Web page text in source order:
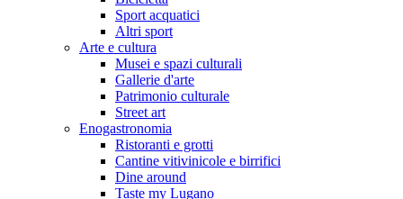
Sport acquatici
Altri sport
Arte e cultura
Musei e spazi culturali
Gallerie d'arte
Patrimonio culturale
Street art
Enogastronomia
Ristoranti e grotti
Cantine vitivinicole e birrifici
Dine around
Taste my Lugano